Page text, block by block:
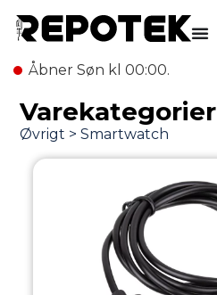
Åbner Søn kl 00:00.
Varekategorier